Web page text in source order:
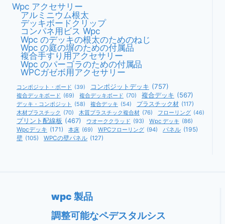
Wpc アクセサリー
アルミニウム根太
デッキボードクリップ
コンパネ用ビス Wpc
Wpc のデッキの根太のためのねじ
Wpc の庭の塀のための付属品
複合手すり用アクセサリー
Wpc のパーゴラのための付属品
WPCガゼボ用アクセサリー
コンポジット・ボード (39) コンポジットデッキ (757)
複合デッキボード (69) 複合デッキボード (70) 複合デッキ (567)
デッキ・コンポジット (58) 複合デッキ (54) プラスチック材 (117)
木材プラスチック (70) 木質プラスチック複合材 (76) フローリング (46)
プリント配線板 (467) ウオーククラッド (93) Wpc デッキ (86)
Wpcデッキ (171) 本床 (69) WPCフローリング (94) パネル (195)
壁 (105) WPCの壁パネル (127)
wpc 製品
調整可能なペデスタルシス